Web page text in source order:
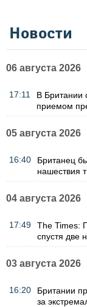
Новости
06 августа 2026
17:11
В Британии
приемом
05 августа 2026
16:40
Британец
нашествия
04 августа 2026
17:49
The Times:
спустя две
03 августа 2026
16:20
Британии
за